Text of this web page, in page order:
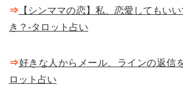
⇒ 【シンママの恋】私、恋愛してもい
き？-タロット占い
⇒好きな人からメール、ラインの返信
ロット占い